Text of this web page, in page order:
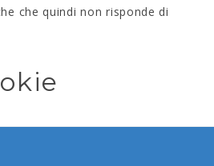
che quindi non risponde di